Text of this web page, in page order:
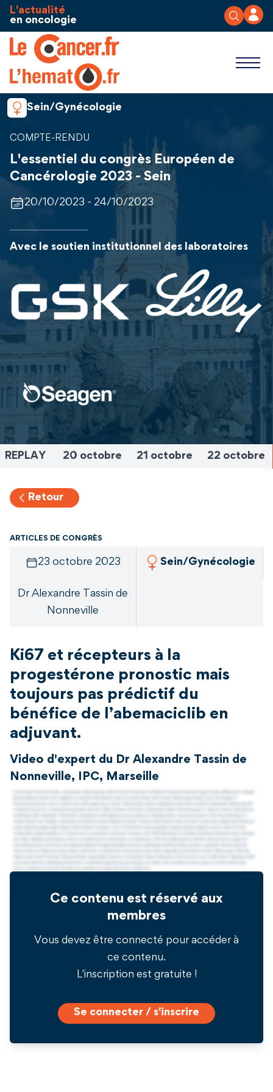
Aller au contenu
L'actualité
en oncologie
Sein/Gynécologie
COMPTE-RENDU
L'essentiel du congrès Européen de
Cancérologie 2023 - Sein
20/10/2023 - 24/10/2023
Avec le soutien institutionnel des laboratoires
REPLAY 20 octobre 21 octobre 22 octobre
Retour
ARTICLES DE CONGRÈS
23 octobre 2023 Sein/Gynécologie
Dr Alexandre Tassin de
Nonneville
Ki67 et récepteurs à la
progestérone pronostic mais
toujours pas prédictif du
bénéfice de l’abemaciclib en
adjuvant.
Video d'expert du Dr Alexandre Tassin de
Nonneville, IPC, Marseille
Ce contenu est réservé aux
membres
Vous devez être connecté pour accéder à
ce contenu.
L'inscription est gratuite !
Se connecter / s'inscrire
Panneau de gestion des cookies